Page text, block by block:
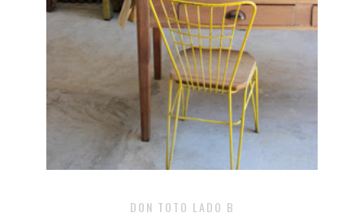
DON TOTO LADO B